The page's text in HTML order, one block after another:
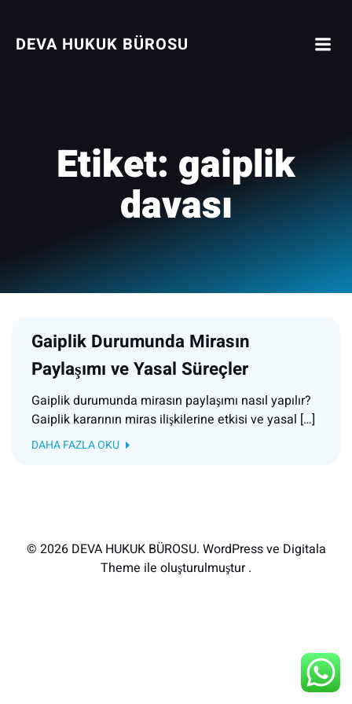
DEVA HUKUK BÜROSU
Etiket: gaiplik
davası
Gaiplik Durumunda Mirasın
Paylaşımı ve Yasal Süreçler
Gaiplik durumunda mirasın paylaşımı nasıl yapılır?
Gaiplik kararının miras ilişkilerine etkisi ve yasal […]
DAHA FAZLA OKU
© 2026 DEVA HUKUK BÜROSU. WordPress ve Digitala
Theme ile oluşturulmuştur .